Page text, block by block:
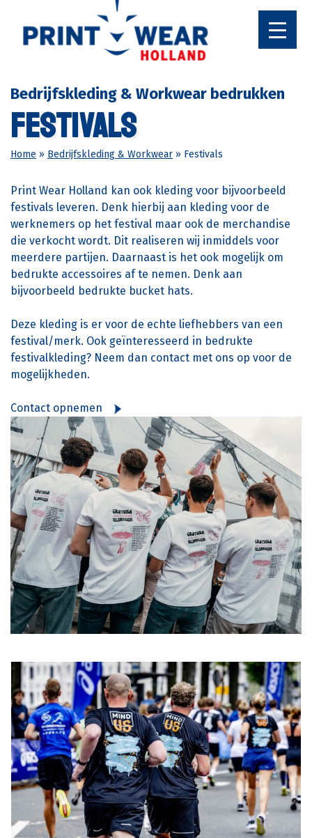
naar
Bedrijfskleding & Workwear bedrukken
Festivals
Home » Bedrijfskleding & Workwear » Festivals
Print Wear Holland kan ook kleding voor bijvoorbeeld
festivals leveren. Denk hierbij aan kleding voor de
werknemers op het festival maar ook de merchandise
die verkocht wordt. Dit realiseren wij inmiddels voor
meerdere partijen. Daarnaast is het ook mogelijk om
bedrukte accessoires af te nemen. Denk aan
bijvoorbeeld bedrukte bucket hats.
Deze kleding is er voor de echte liefhebbers van een
festival/merk. Ook geïnteresseerd in bedrukte
festivalkleding? Neem dan contact met ons op voor de
mogelijkheden.
Contact opnemen